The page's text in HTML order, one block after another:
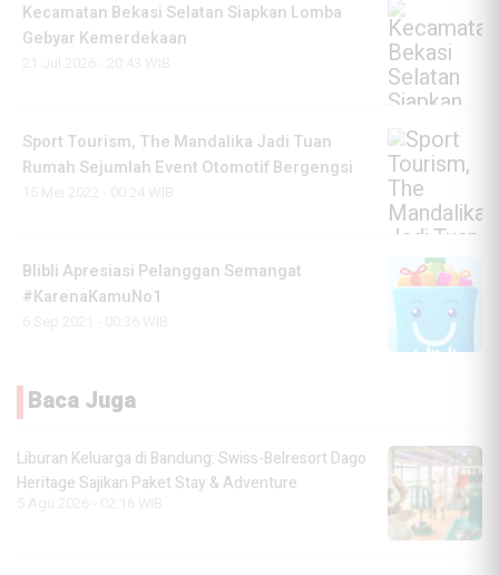
Kecamatan Bekasi Selatan Siapkan Lomba
Gebyar Kemerdekaan
Sport Tourism, The Mandalika Jadi Tuan
Rumah Sejumlah Event Otomotif Bergengsi
Blibli Apresiasi Pelanggan Semangat
#KarenaKamuNo1
Baca Juga
Liburan Keluarga di Bandung: Swiss-Belresort Dago
Heritage Sajikan Paket Stay & Adventure